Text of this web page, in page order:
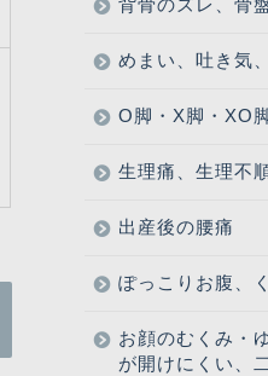
めまい、吐き気
O脚・X脚・XO
生理痛、生理不
出産後の腰痛
ぽっこりお腹、
お顔のむくみ・
が開けにくい、